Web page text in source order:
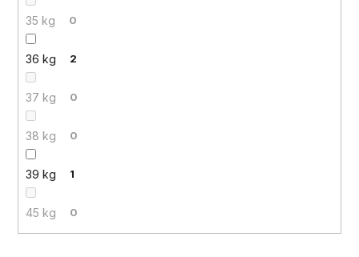
35 kg 0
36 kg 2
37 kg 0
38 kg 0
39 kg 1
45 kg 0